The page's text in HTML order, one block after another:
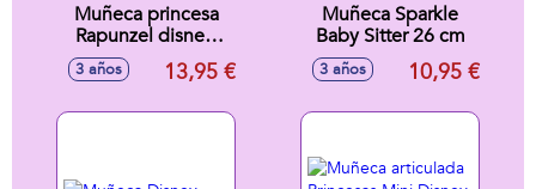
Muñeca princesa
Rapunzel disney.
Completamente
articulada 29cm
3 años 13,95 €
Muñeca Sparkle
Baby Sitter 26 cm
3 años 10,95 €